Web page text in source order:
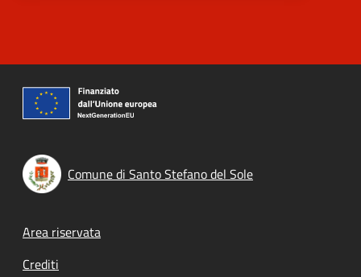
Comune di Santo Stefano del Sole
Footer menu
Area riservata
Crediti